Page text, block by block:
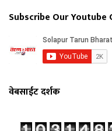
Subscribe Our Youtube
वेबसाईट दर्शक